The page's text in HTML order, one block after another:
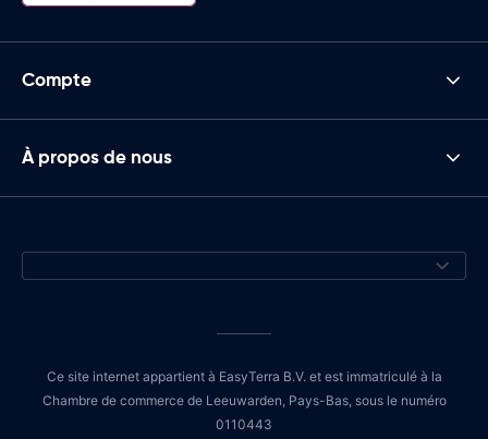
Compte
À propos de nous
Ce site internet appartient à EasyTerra B.V. et est immatriculé à la
Chambre de commerce de Leeuwarden, Pays-Bas, sous le numéro
0110443